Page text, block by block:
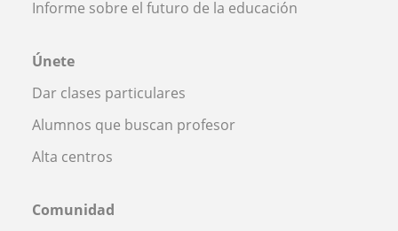
Informe sobre el futuro de la educación
Únete
Dar clases particulares
Alumnos que buscan profesor
Alta centros
Comunidad